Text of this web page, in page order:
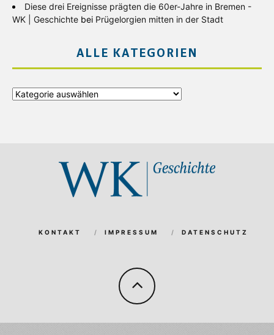
Diese drei Ereignisse prägten die 60er-Jahre in Bremen -
WK | Geschichte bei Prügelorgien mitten in der Stadt
ALLE KATEGORIEN
Alle
KONTAKT IMPRESSUM DATENSCHUTZ